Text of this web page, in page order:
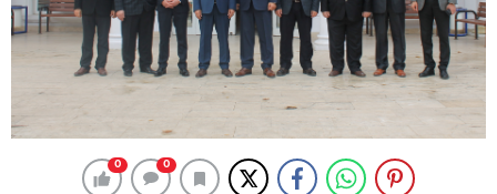
0 0